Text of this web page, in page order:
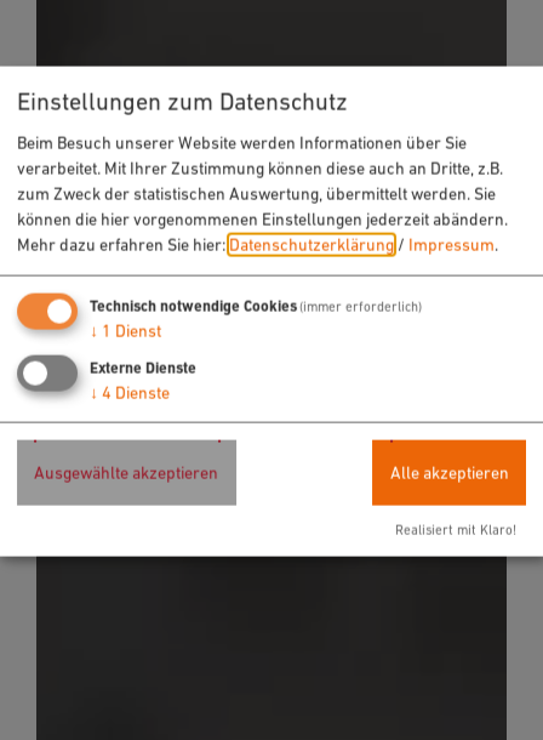
Einstellungen zum Datenschutz
Beim Besuch unserer Website werden Informationen über Sie
verarbeitet. Mit Ihrer Zustimmung können diese auch an Dritte, z.B.
zum Zweck der statistischen Auswertung, übermittelt werden. Sie
können die hier vorgenommenen Einstellungen jederzeit abändern.
Mehr dazu erfahren Sie hier: Datenschutzerklärung / Impressum.
Technisch notwendige Cookies(immer erforderlich)
↓ 1 Dienst
Externe Dienste
↓ 4 Dienste
Ausgewählte akzeptieren Alle akzeptieren
Realisiert mit Klaro!